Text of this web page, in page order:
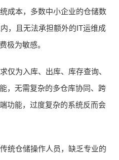
成本，多数中小企业的仓储数
，且无法承担额外的IT运维成
极为敏感。
仅为入库、出库、库存查询、
，无需复杂的多仓库协同、跨
功能，过度复杂的系统反而会
统仓储操作人员，缺乏专业的